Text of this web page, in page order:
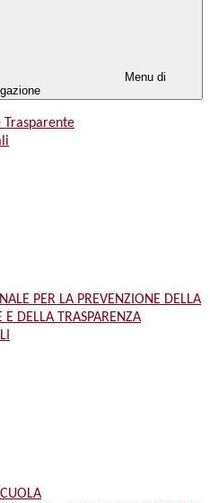
Menu di
PER LA PREVENZIONE DELLA
E DELLA TRASPARENZA